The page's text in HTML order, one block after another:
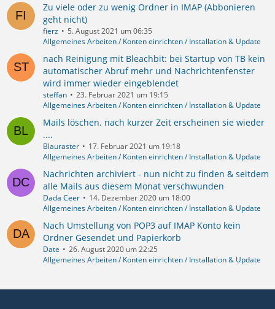
Zu viele oder zu wenig Ordner in IMAP (Abbonieren
geht nicht)
fierz
5. August 2021 um 06:35
Allgemeines Arbeiten / Konten einrichten / Installation & Update
nach Reinigung mit Bleachbit: bei Startup von TB kein
automatischer Abruf mehr und Nachrichtenfenster
wird immer wieder eingeblendet
steffan
23. Februar 2021 um 19:15
Allgemeines Arbeiten / Konten einrichten / Installation & Update
Mails löschen. nach kurzer Zeit erscheinen sie wieder
....
Blauraster
17. Februar 2021 um 19:18
Allgemeines Arbeiten / Konten einrichten / Installation & Update
Nachrichten archiviert - nun nicht zu finden & seitdem
alle Mails aus diesem Monat verschwunden
Dada Ceer
14. Dezember 2020 um 18:00
Allgemeines Arbeiten / Konten einrichten / Installation & Update
Nach Umstellung von POP3 auf IMAP Konto kein
Ordner Gesendet und Papierkorb
Date
26. August 2020 um 22:25
Allgemeines Arbeiten / Konten einrichten / Installation & Update